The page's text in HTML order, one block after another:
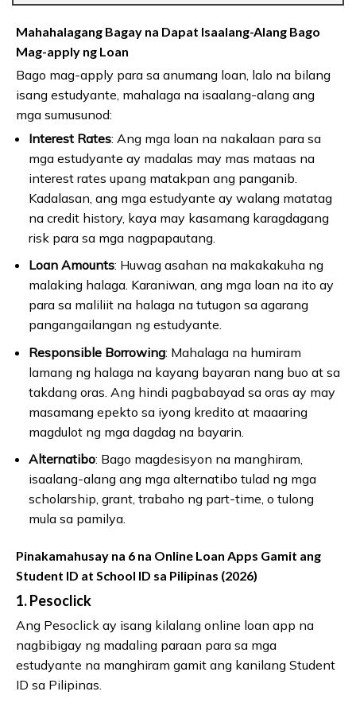
Mahahalagang Bagay na Dapat Isaalang-Alang Bago
Mag-apply ng Loan
Bago mag-apply para sa anumang loan, lalo na bilang
isang estudyante, mahalaga na isaalang-alang ang
mga sumusunod:
Interest Rates: Ang mga loan na nakalaan para sa
mga estudyante ay madalas may mas mataas na
interest rates upang matakpan ang panganib.
Kadalasan, ang mga estudyante ay walang matatag
na credit history, kaya may kasamang karagdagang
risk para sa mga nagpapautang.
Loan Amounts: Huwag asahan na makakakuha ng
malaking halaga. Karaniwan, ang mga loan na ito ay
para sa maliliit na halaga na tutugon sa agarang
pangangailangan ng estudyante.
Responsible Borrowing: Mahalaga na humiram
lamang ng halaga na kayang bayaran nang buo at sa
takdang oras. Ang hindi pagbabayad sa oras ay may
masamang epekto sa iyong kredito at maaaring
magdulot ng mga dagdag na bayarin.
Alternatibo: Bago magdesisyon na manghiram,
isaalang-alang ang mga alternatibo tulad ng mga
scholarship, grant, trabaho ng part-time, o tulong
mula sa pamilya.
Pinakamahusay na 6 na Online Loan Apps Gamit ang
Student ID at School ID sa Pilipinas (2026)
1.Pesoclick
Ang Pesoclick ay isang kilalang online loan app na
nagbibigay ng madaling paraan para sa mga
estudyante na manghiram gamit ang kanilang Student
ID sa Pilipinas.